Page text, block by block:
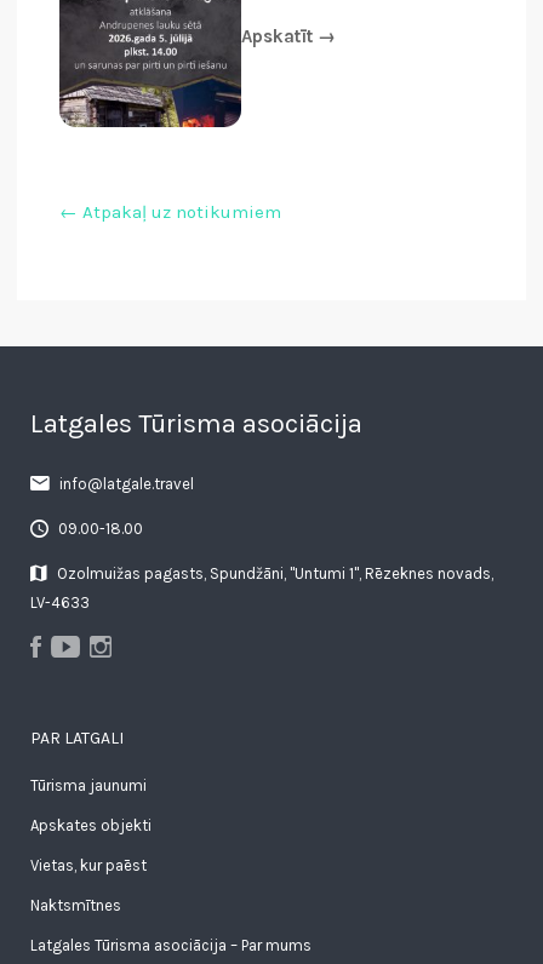
Apskatīt →
← Atpakaļ uz notikumiem
Latgales Tūrisma asociācija
info@latgale.travel
09.00-18.00
Ozolmuižas pagasts, Spundžāni, "Untumi 1", Rēzeknes novads,
LV-4633
PAR LATGALI
Tūrisma jaunumi
Apskates objekti
Vietas, kur paēst
Naktsmītnes
Latgales Tūrisma asociācija – Par mums